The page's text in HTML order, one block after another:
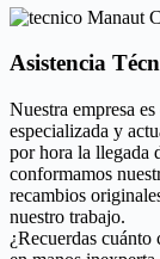
Asistencia
Nuestra empresa
especializada y
por hora la llegada
conformamos
recambios
nuestro trabajo.
¿Recuerdas